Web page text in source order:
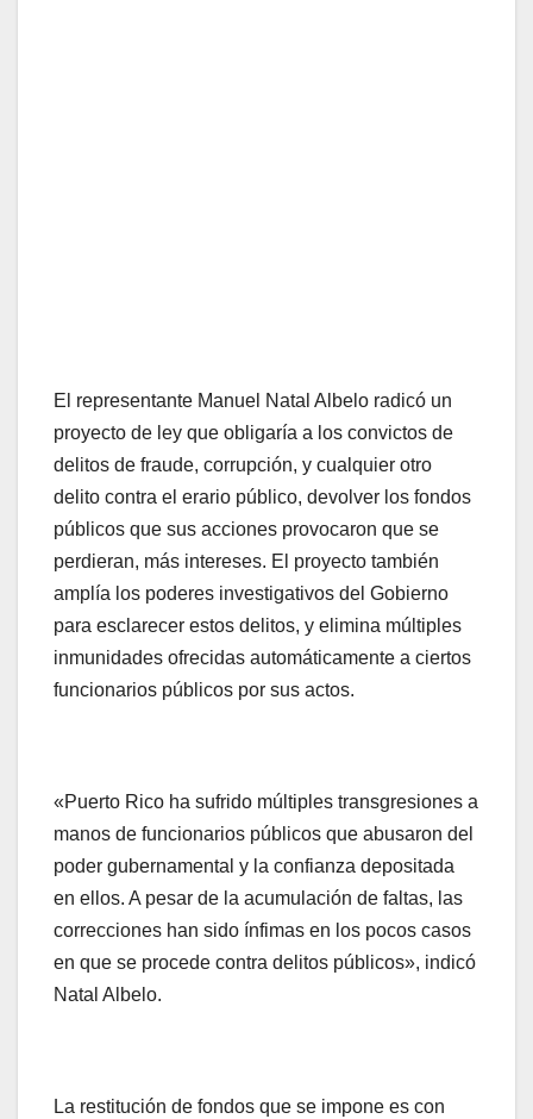
El representante Manuel Natal Albelo radicó un
proyecto de ley que obligaría a los convictos de
delitos de fraude, corrupción, y cualquier otro
delito contra el erario público, devolver los fondos
públicos que sus acciones provocaron que se
perdieran, más intereses. El proyecto también
amplía los poderes investigativos del Gobierno
para esclarecer estos delitos, y elimina múltiples
inmunidades ofrecidas automáticamente a ciertos
funcionarios públicos por sus actos.
«Puerto Rico ha sufrido múltiples transgresiones a
manos de funcionarios públicos que abusaron del
poder gubernamental y la confianza depositada
en ellos. A pesar de la acumulación de faltas, las
correcciones han sido ínfimas en los pocos casos
en que se procede contra delitos públicos», indicó
Natal Albelo.
La restitución de fondos que se impone es con